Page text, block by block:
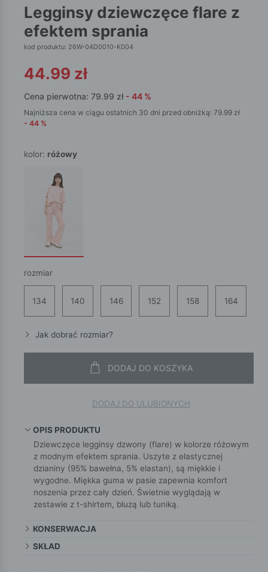
legginsy dziewczęce flare z
efektem sprania
kod produktu: 26W-04D0010-K004
44.99 zł
Cena pierwotna: 79.99 zł - 44 %
Najniższa cena w ciągu ostatnich 30 dni przed obniżką: 79.99 zł
- 44 %
kolor: różowy
rozmiar
134 140 146 152 158 164
Jak dobrać rozmiar?
DODAJ DO KOSZYKA
DODAJ DO ULUBIONYCH
OPIS PRODUKTU
Dziewczęce legginsy dzwony (flare) w kolorze różowym
z modnym efektem sprania. Uszyte z elastycznej
dzianiny (95% bawełna, 5% elastan), są miękkie i
wygodne. Miękka guma w pasie zapewnia komfort
noszenia przez cały dzień. Świetnie wyglądają w
zestawie z t-shirtem, bluzą lub tuniką.
KONSERWACJA
SKŁAD